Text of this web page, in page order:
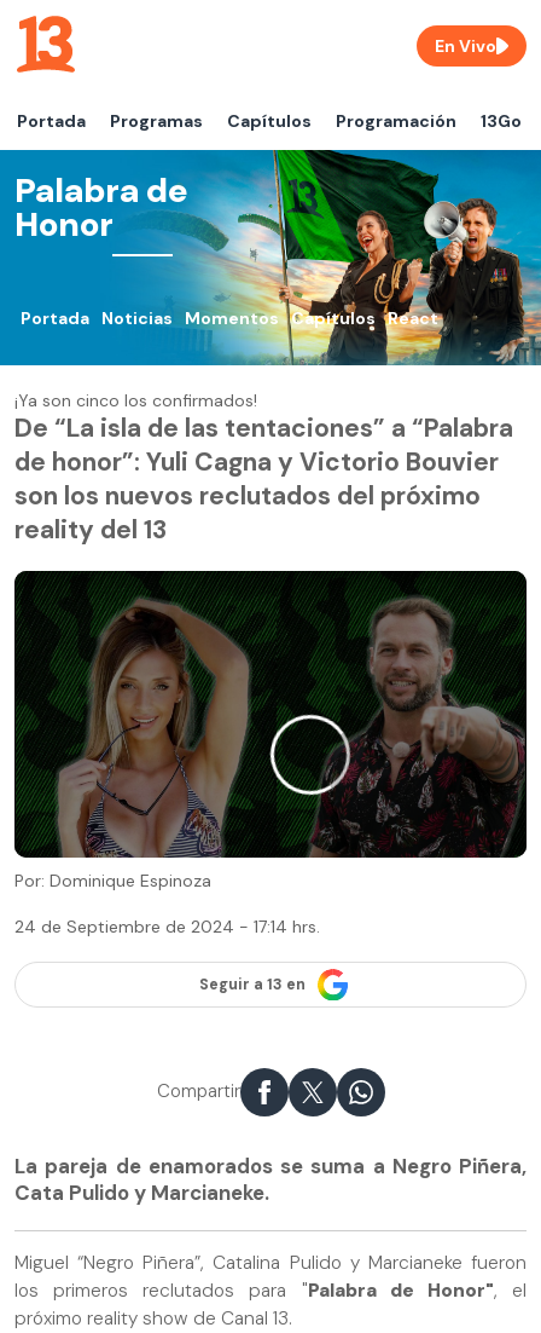
Portada Programas Capítulos Programación 13Go
En Vivo
Palabra de
Honor
Portada Noticias Momentos Capítulos React
¡Ya son cinco los confirmados!
De “La isla de las tentaciones” a “Palabra
de honor”: Yuli Cagna y Victorio Bouvier
son los nuevos reclutados del próximo
reality del 13
Por: Dominique Espinoza
24 de Septiembre de 2024 - 17:14 hrs.
Seguir a 13 en
Compartir
La pareja de enamorados se suma a Negro Piñera,
Cata Pulido y Marcianeke.
Miguel “Negro Piñera”, Catalina Pulido y Marcianeke fueron
los primeros reclutados para "Palabra de Honor", el
próximo reality show de Canal 13.